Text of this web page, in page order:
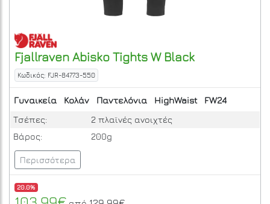
Fjallraven Abisko Tights WBlack
Κωδικός: FJR-84773-550
Γυναικεία Κολάν Παντελόνια HighWaist
FW24
Τσέπες:
2 πλαϊνές ανοιχτές
Βάρος:
200g
Περισσότερα
20.0%